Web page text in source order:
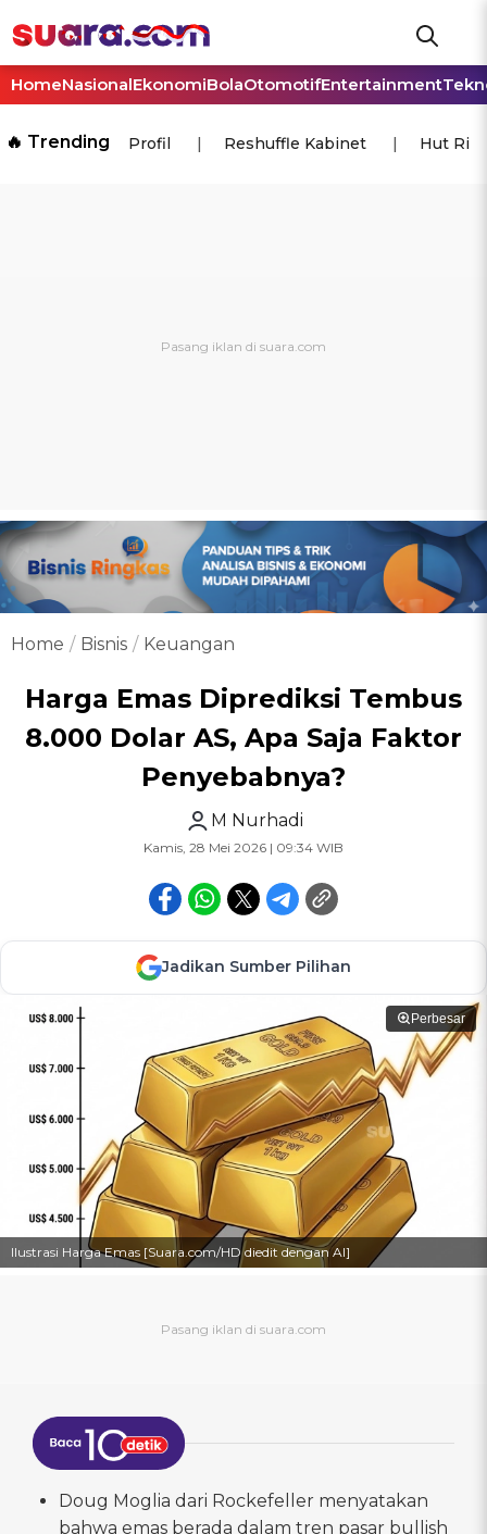
HomeNasionalEkonomiBolaOtomotifEntertainment
🔥 Trending Profil Reshuffle Kabinet Hut Ri
Home Bisnis Keuangan
Harga Emas Diprediksi Tembus
8.000 Dolar AS, Apa Saja Faktor
Penyebabnya?
M Nurhadi
Kamis, 28 Mei 2026 | 09:34 WIB
Jadikan Sumber Pilihan
Perbesar
Ilustrasi Harga Emas [Suara.com/HD diedit dengan AI]
Doug Moglia dari Rockefeller menyatakan
bahwa emas berada dalam tren pasar bullish